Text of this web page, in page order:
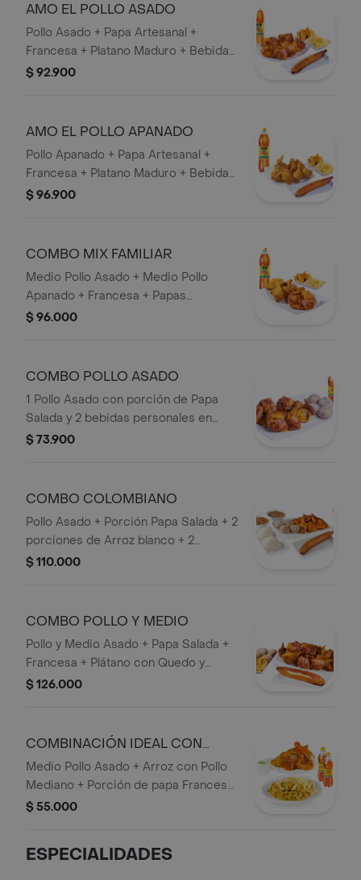
AMO EL POLLO ASADO
Pollo Asado + Papa Artesanal +
Francesa + Platano Maduro + Bebida
1,5 lts.
$ 92.900
AMO EL POLLO APANADO
Pollo Apanado + Papa Artesanal +
Francesa + Platano Maduro + Bebida
1,5 lts.
$ 96.900
COMBO MIX FAMILIAR
Medio Pollo Asado + Medio Pollo
Apanado + Francesa + Papas
Artesanales + Bebida 1,5 lts.
$ 96.000
COMBO POLLO ASADO
1 Pollo Asado con porción de Papa
Salada y 2 bebidas personales en
Botella.
$ 73.900
COMBO COLOMBIANO
Pollo Asado + Porción Papa Salada + 2
porciones de Arroz blanco + 2
porciones de frijol + plátano Maduro +
$ 110.000
COMBO POLLO Y MEDIO
Pollo y Medio Asado + Papa Salada +
Francesa + Plátano con Quedo y
Bocadillo + 1 bebida 1,5 lts.
$ 126.000
COMBINACIÓN IDEAL CON
ARROZ CON POLLO
Medio Pollo Asado + Arroz con Pollo
Mediano + Porción de papa Francesa
+ 2 bebidas personales.
$ 55.000
ESPECIALIDADES